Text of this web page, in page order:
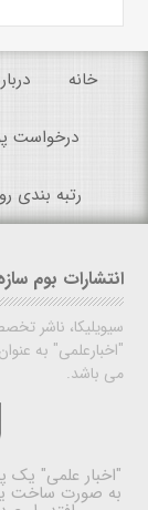
خانه
درخواست
رتبه بندی
انتشارات بوم
سیویلیکا، ناشر
"اخبارعلمی" به
می باشد.
"اخبار علمی" یک
به صورت ساخت